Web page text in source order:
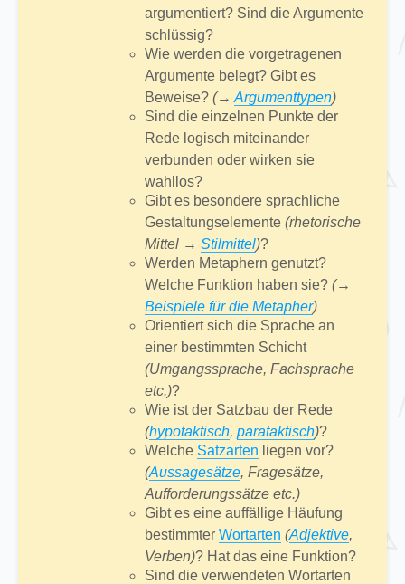
argumentiert? Sind die Argumente
schlüssig?
Wie werden die vorgetragenen
Argumente belegt? Gibt es
Beweise? (→ Argumenttypen)
Sind die einzelnen Punkte der
Rede logisch miteinander
verbunden oder wirken sie
wahllos?
Gibt es besondere sprachliche
Gestaltungselemente (rhetorische
Mittel → Stilmittel)?
Werden Metaphern genutzt?
Welche Funktion haben sie? (→
Beispiele für die Metapher)
Orientiert sich die Sprache an
einer bestimmten Schicht
(Umgangssprache, Fachsprache
etc.)?
Wie ist der Satzbau der Rede
(hypotaktisch, parataktisch)?
Welche Satzarten liegen vor?
(Aussagesätze, Fragesätze,
Aufforderungssätze etc.)
Gibt es eine auffällige Häufung
bestimmter Wortarten (Adjektive,
Verben)? Hat das eine Funktion?
Sind die verwendeten Wortarten